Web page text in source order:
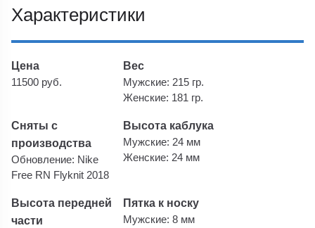
Характеристики
Цена
11500 руб.
Вес
Мужские: 215 гр.
Женские: 181 гр.
Сняты с
производства
Обновление: Nike
Free RN Flyknit 2018
Высота каблука
Мужские: 24 мм
Женские: 24 мм
Высота передней
части
Пятка к носку
Мужские: 8 мм